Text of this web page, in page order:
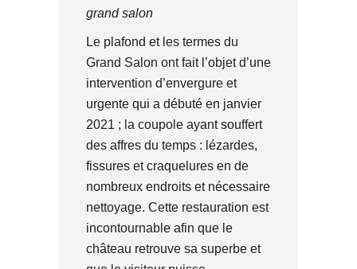
grand salon
Le plafond et les termes du
Grand Salon ont fait l’objet d’une
intervention d’envergure et
urgente qui a débuté en janvier
2021 ; la coupole ayant souffert
des affres du temps : lézardes,
fissures et craquelures en de
nombreux endroits et nécessaire
nettoyage. Cette restauration est
incontournable afin que le
château retrouve sa superbe et